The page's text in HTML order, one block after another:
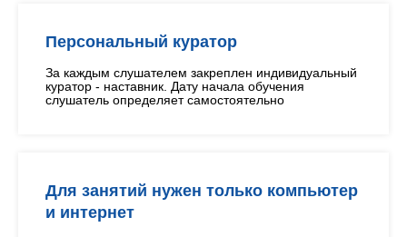
Персональный куратор
За каждым слушателем закреплен индивидуальный
куратор - наставник. Дату начала обучения
слушатель определяет самостоятельно
Для занятий нужен только компьютер
и интернет